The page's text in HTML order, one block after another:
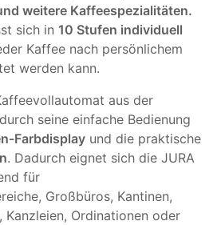
weitere Kaffeespezialitäten.
sich in 10 Stufen individuell
Kaffee nach persönlichem
werden kann.
aus der
seine einfache Bedienung
Farbdisplay und die praktische
. Dadurch eignet sich die JURA
für
Großbüros, Kantinen,
Kanzleien, Ordinationen oder